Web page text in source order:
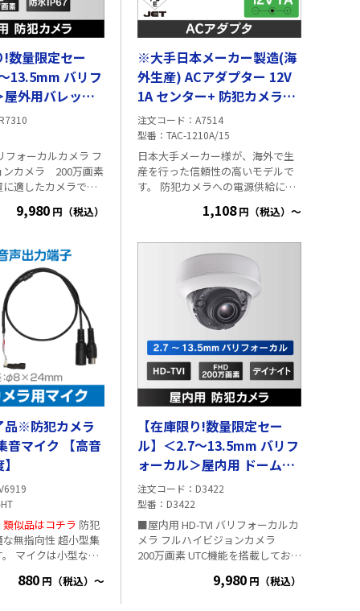
数量限定セー
13.5mm バリフ
外用バレット
CVI/CVBS 防犯
ォーカルカメラ フ
ンカメラ 200万画素
適したカメラで
録画機を使用する
能です。 ■仕様
当・CMOS 2メガピ
30fps・レンズ
点(画角 32.1°～
自動(赤外線照射
ズーム・遠隔設定
電力 7.5W ■ご
プタは付属しており
売はこちらより
9,980 円（税込）
※大手日本メーカー製造(海
外生産) ACアダプター 12V
1A センター+ 防犯カメラに
最適
注文コード
A7514
型番
TAC-1210A/15
日本大手メーカー様が、海外で生
産を行った信頼性の高いモデルで
す。 防犯カメラへの電源供給に便
力:12V・1A 入力:100V(50/60Hz) セ
ン内径:2.1mm センター+仕様 PSE
安全規格取得品 電源コードの長
よくご確認の上でご利用下さい。
1,108 円（税込）～
※防犯カメラ
音マイク 【高音
似品はコチラ
無指向性 超小型集
ま
向性の為、全方位に
880 円（税込）～
【在庫限り!数量限定セー
ル】＜2.7～13.5mm バリフ
ォーカル＞屋内用 ドーム型
カメラ HD-TVI 200万画素
注文コード
D3422
型番
D3422
■屋内用 HD-TVI バリフォーカルカ
メラ フルハイビジョンカメラ
200万画素 UTC機能を搭載してお
すると、カメラのOSDメニューを
9,980 円（税込）